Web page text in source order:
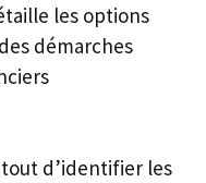
les options
démarches
d’identifier les